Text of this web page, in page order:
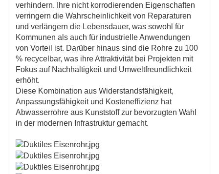
verhindern. Ihre nicht korrodierenden Eigenschaften
verringern die Wahrscheinlichkeit von Reparaturen
und verlängern die Lebensdauer, was sowohl für
Kommunen als auch für industrielle Anwendungen
von Vorteil ist. Darüber hinaus sind die Rohre zu 100
% recycelbar, was ihre Attraktivität bei Projekten mit
Fokus auf Nachhaltigkeit und Umweltfreundlichkeit
erhöht.
Diese Kombination aus Widerstandsfähigkeit,
Anpassungsfähigkeit und Kosteneffizienz hat
Abwasserrohre aus Kunststoff zur bevorzugten Wahl
in der modernen Infrastruktur gemacht.